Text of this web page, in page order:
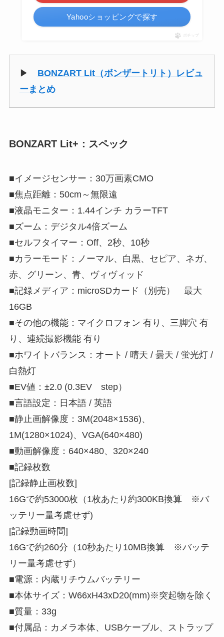
Yahooショッピングで探す
ポチップ
▶ BONZART Lit（ボンザートリト）レビュ
ーまとめ
BONZART Lit+：スペック
■イメージセンサー：30万画素CMO
■焦点距離：50cm～無限遠
■液晶モニター：1.44インチ カラーTFT
■ズーム：デジタル4倍ズーム
■セルフタイマー：Off、2秒、10秒
■カラーモード：ノーマル、白黒、セピア、ネガ、
赤、グリーン、青、ヴィヴィッド
■記録メディア：microSDカード（別売） 最大
16GB
■その他の機能：マイクロフォン 有り、三脚穴 有
り、連続撮影機能 有り
■ホワイトバランス：オート / 晴天 / 曇天 / 蛍光灯 /
白熱灯
■EV値：±2.0 (0.3EV step）
■言語設定：日本語 / 英語
■静止画解像度：3M(2048×1536)、
1M(1280×1024)、VGA(640×480)
■動画解像度：640×480、320×240
■記録枚数
[記録静止画枚数]
16Gで約53000枚（1枚あたり約300KB換算 ※バ
ッテリー量考慮せず)
[記録動画時間]
16Gで約260分（10秒あたり10MB換算 ※バッテ
リー量考慮せず）
■電源：内蔵リチウムバッテリー
■本体サイズ：W66xH43xD20(mm)※突起物を除く
■質量：33g
■付属品：カメラ本体、USBケーブル、ストラップ